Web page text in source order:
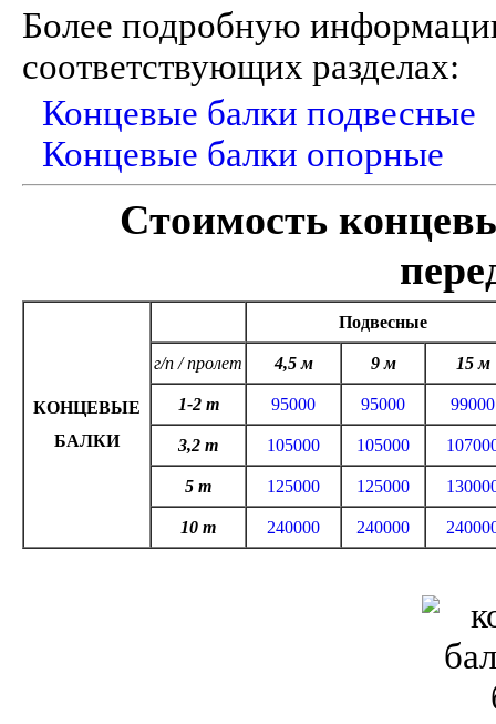
Более подробную
соответствующих разделах:
Концевые балки подвесные
Концевые балки опорные
Стоимость
КОНЦЕВЫЕ
БАЛКИ
Подвесные
г/п / пролет 4,5 м 9 м 15 м
1-2 т 95000 95000 99000
3,2 т 105000 105000
5 т 125000 125000
10 т 240000 240000